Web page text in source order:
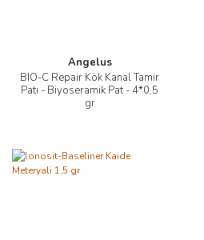
Angelus
BIO-C Repair Kök Kanal Tamir
Patı - Biyoseramik Pat - 4*0,5
gr